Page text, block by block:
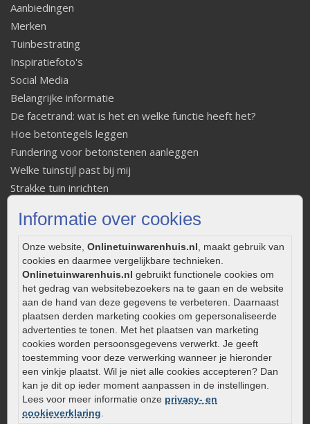
Informatie over cookies
Onze website, Onlinetuinwarenhuis.nl , maakt gebruik van
cookies en daarmee vergelijkbare technieken.
Onlinetuinwarenhuis.nl gebruikt functionele cookies om
het gedrag van websitebezoekers na te gaan en de website
aan de hand van deze gegevens te verbeteren. Daarnaast
plaatsen derden marketing cookies om gepersonaliseerde
advertenties te tonen. Met het plaatsen van marketing
cookies worden persoonsgegevens verwerkt. Je geeft
toestemming voor deze verwerking wanneer je hieronder
een vinkje plaatst. Wil je niet alle cookies accepteren? Dan
kan je dit op ieder moment aanpassen in de instellingen.
Lees voor meer informatie onze privacy- en
cookieverklaring
Aanbiedingen
Merken
Tuinbestrating
Inspiratiefoto's
Social Media
Belangrijke informatie
De facetrand: wat is het en welke functie heeft het?
Hoe betontegels leggen
Fundering voor betonstenen aanleggen
Welke tuinstijl past bij mij
Strakke tuin inrichten
Onderhoud van gebakken bestrating
Aanlegtips voor gebakken bestrating
Zelf een terras aanleggen
Kleine stadstuin inrichten
0320 – 219170
Kaapstanderweg 41
8243 RB Lelystad
info@onlinetuinwarenhuis.nl
Routebeschrijving
Openingstijden